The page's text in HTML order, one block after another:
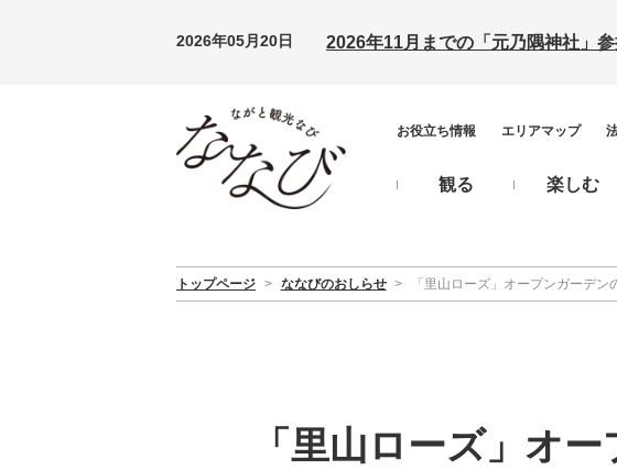
2026年05月20日 2026年11月までの「元乃隅神社」
お役立ち情報 エリアマップ
観る 楽しむ
トップページ > ななびのおしらせ > 「里山ローズ」オープンガーデ
「里山ローズ」オ